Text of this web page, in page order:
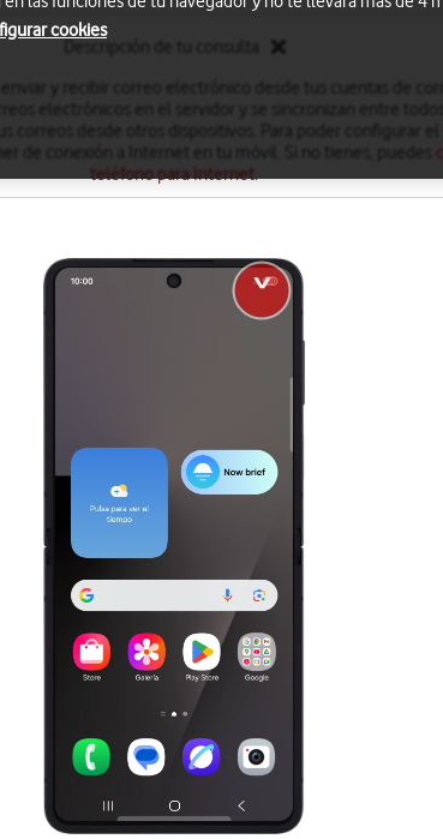
electrónicos en el servidor y se sincronizan entre
correos desde otros dispositivos. Para poder configurar
de conexión a Internet en tu móvil. Si no tienes, puedes
teléfono para Internet.
cookies